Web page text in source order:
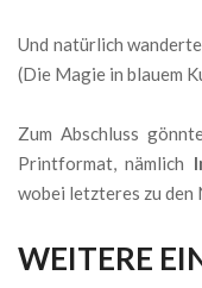
Und natürlich
(Die Magie in blauem
Zum Abschluss
Printformat, nämlich
wobei letzteres zu den
WEITERE